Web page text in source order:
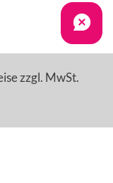
zzgl. MwSt.